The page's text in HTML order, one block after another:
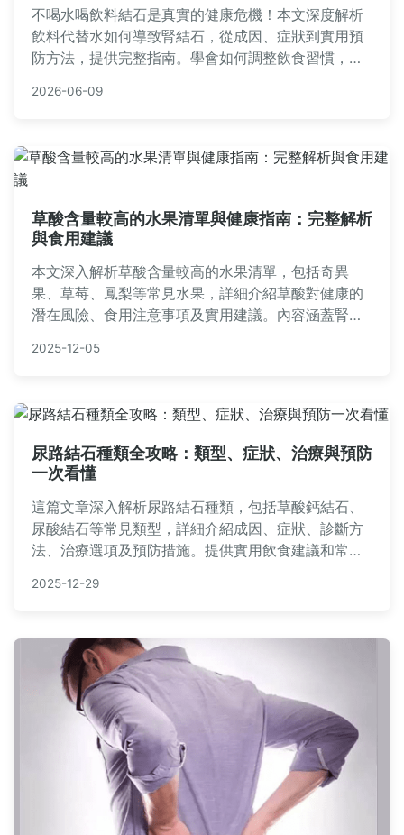
不喝水喝飲料結石是真實的健康危機！本文深度解析
飲料代替水如何導致腎結石，從成因、症狀到實用預
防方法，提供完整指南。學會如何調整飲食習慣，避
2026-06-09
草酸含量較高的水果清單與健康指南：完整解析
與食用建議
本文深入解析草酸含量較高的水果清單，包括奇異
果、草莓、鳳梨等常見水果，詳細介紹草酸對健康的
潛在風險、食用注意事項及實用建議。內容涵蓋腎結
問，幫助讀者安心享受水果營養。
2025-12-05
尿路結石種類全攻略：類型、症狀、治療與預防
一次看懂
這篇文章深入解析尿路結石種類，包括草酸鈣結石、
尿酸結石等常見類型，詳細介紹成因、症狀、診斷方
法、治療選項及預防措施。提供實用飲食建議和常見
容基於醫學知識，語言淺顯易懂，適合一般民眾閱
2025-12-29